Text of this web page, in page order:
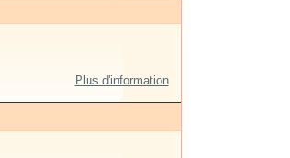
Plus d'information